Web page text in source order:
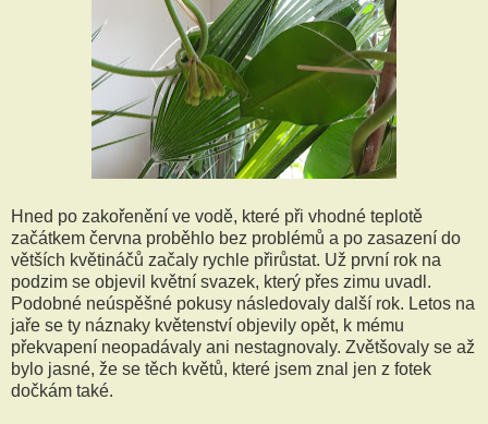
Hned po zakořenění ve vodě, které při vhodné teplotě
začátkem června proběhlo bez problémů a po zasazení do
větších květináčů začaly rychle přirůstat. Už první rok na
podzim se objevil květní svazek, který přes zimu uvadl.
Podobné neúspěšné pokusy následovaly další rok. Letos na
jaře se ty náznaky květenství objevily opět, k mému
překvapení neopadávaly ani nestagnovaly. Zvětšovaly se až
bylo jasné, že se těch květů, které jsem znal jen z fotek
dočkám také.